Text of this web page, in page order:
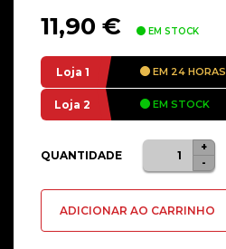
11,90 € EM STOCK
Loja 1 EM 24 HORAS
Loja 2 EM STOCK
QUANTIDADE
Quantidade
de
Nanocable
-
+
ADICIONAR AO CARRINHO